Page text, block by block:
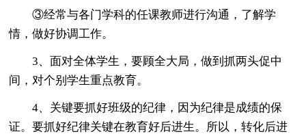
③经常与各门学科的任课教师进行沟通，了解学
情，做好协调工作。
3、面对全体学生，要顾全大局，做到抓两头促中
间，对个别学生重点教育。
4、关键要抓好班级的纪律，因为纪律是成绩的保
证。要抓好纪律关键在教育好后进生。所以，转化后进